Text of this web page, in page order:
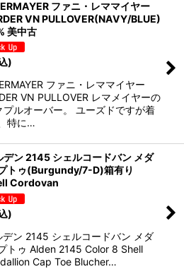
ファニ・レママイヤー
VN PULLOVER(NAVY/BLUE)
美中古
)
ファニ・レママイヤー
VN PULLOVER レマメイヤーの
プルオーバー。 ユーズドですが着
特に…
デン 2145 シェルコードバン メダ
トゥ(Burgundy/7-D)箱有り
Cordovan
)
デン 2145 シェルコードバン メダ
トゥ Alden 2145 Color 8 Shell
Cap Toe Blucher…